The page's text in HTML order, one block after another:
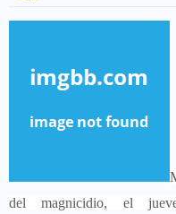
del magnicidio, el